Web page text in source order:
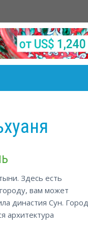
Здесь есть
вам может
династия Сун. Город
архитектура